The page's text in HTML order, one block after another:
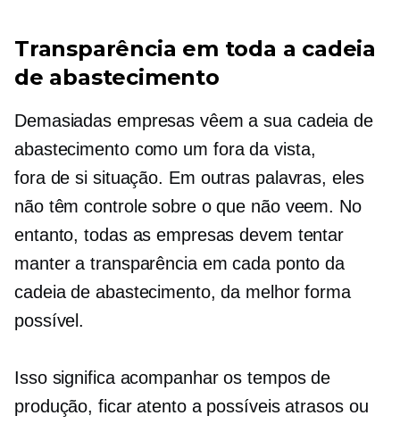
Transparência em toda a cadeia
de abastecimento
Demasiadas empresas vêem a sua cadeia de
abastecimento como um fora da vista,
fora de si situação. Em outras palavras, eles
não têm controle sobre o que não veem. No
entanto, todas as empresas devem tentar
manter a transparência em cada ponto da
cadeia de abastecimento, da melhor forma
possível.
Isso significa acompanhar os tempos de
produção, ficar atento a possíveis atrasos ou